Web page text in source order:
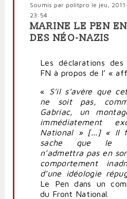
Soumis par politpro le jeu,
23:54
MARINE LE PEN
DES NÉO-NAZIS
Les déclarations des
FN à propos de l’ «
«
S’il s’avère que
ne soit pas,
Gabriac, un
immédiatement
National » [...] « Il
sache que le
n’admettra pas en
comportement
d’une idéologie
Le Pen dans un
du Front National.